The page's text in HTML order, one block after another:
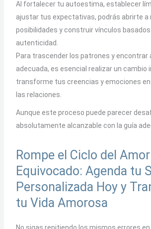
Al fortalecer tu autoestima, establecer
ajustar tus expectativas, podrás abrirte a
posibilidades y construir vínculos
autenticidad.
Para trascender los patrones y encontrar
adecuada, es esencial realizar un cambio
transforme tus creencias y emociones
las relaciones.
Aunque este proceso puede parecer
absolutamente alcanzable con la guía
Rompe el Ciclo del Amor
Equivocado: Agenda tu
Personalizada Hoy y
tu Vida Amorosa